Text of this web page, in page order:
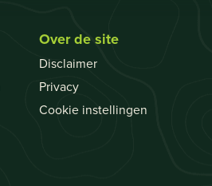
Over de site
Disclaimer
Privacy
Cookie instellingen